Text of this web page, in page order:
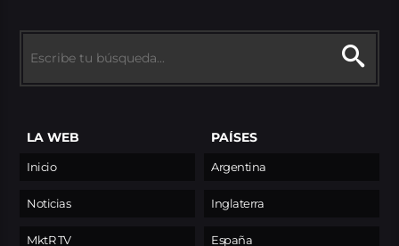
LA WEB
Inicio
Noticias
MktR TV
PAÍSES
Argentina
Inglaterra
España